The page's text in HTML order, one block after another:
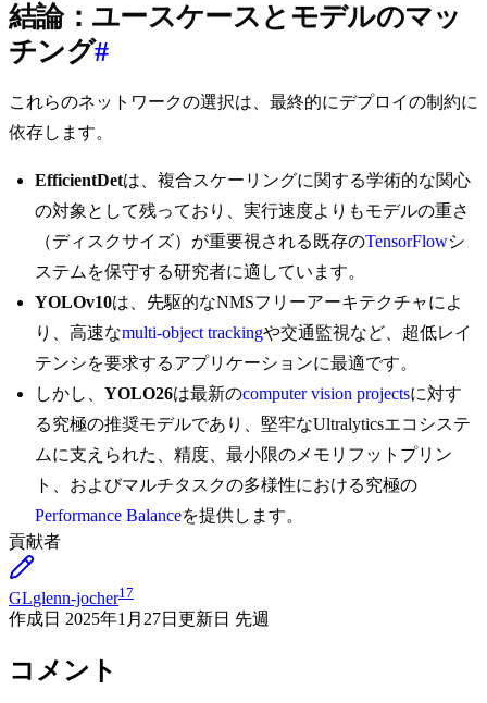
結論：ユースケースとモデルのマッ
チング#
これらのネットワークの選択は、最終的にデプロイの制約に
依存します。
EfficientDetは、複合スケーリングに関する学術的な関心
の対象として残っており、実行速度よりもモデルの重さ
（ディスクサイズ）が重要視される既存のTensorFlowシ
ステムを保守する研究者に適しています。
YOLOv10は、先駆的なNMSフリーアーキテクチャによ
り、高速なmulti-object trackingや交通監視など、超低レイ
テンシを要求するアプリケーションに最適です。
しかし、 YOLO26は最新のcomputer vision projectsに対す
る究極の推奨モデルであり、堅牢なUltralyticsエコシステ
ムに支えられた、精度、最小限のメモリフットプリン
ト、およびマルチタスクの多様性における究極の
Performance Balanceを提供します。
貢献者
GLglenn-jocher17
作成日 2025年1月27日 更新日 先週
コメント